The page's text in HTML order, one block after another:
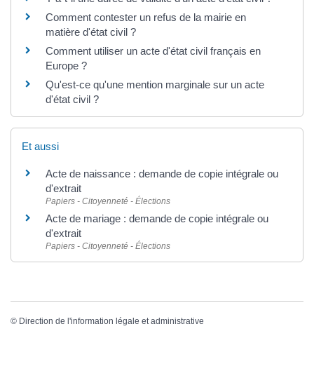
Comment contester un refus de la mairie en
matière d'état civil ?
Comment utiliser un acte d'état civil français en
Europe ?
Qu'est-ce qu'une mention marginale sur un acte
d'état civil ?
Et aussi
Acte de naissance : demande de copie intégrale ou
d'extrait
Papiers - Citoyenneté - Élections
Acte de mariage : demande de copie intégrale ou
d'extrait
Papiers - Citoyenneté - Élections
© Direction de l'information légale et administrative